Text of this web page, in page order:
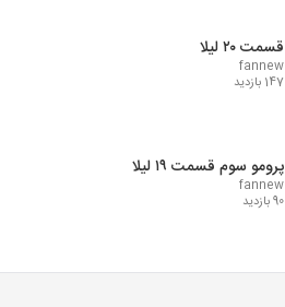
قسمت ۲۰ لیلا
fannew
147 بازدید
پرومو سوم قسمت ۱۹ لیلا
fannew
90 بازدید